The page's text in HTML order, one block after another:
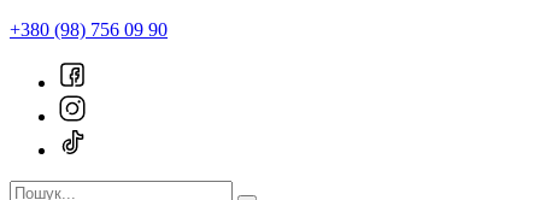
+380 (98) 756 09 90